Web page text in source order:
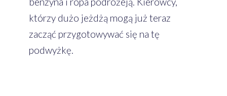
którzy dużo jeżdżą mogą już teraz
zacząć przygotowywać się na tę
podwyżkę.